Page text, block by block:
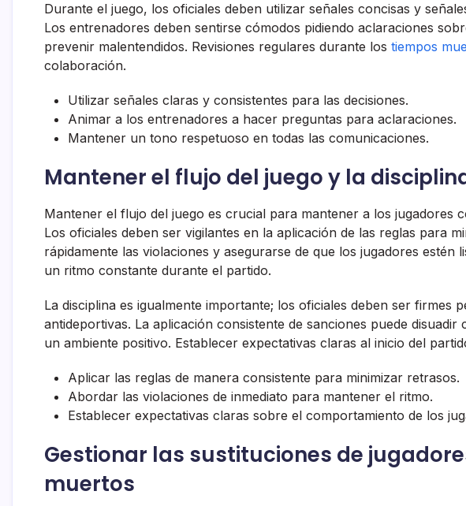
Durante el juego, los oficiales deben utilizar señales concisas y
Los entrenadores deben sentirse cómodos pidiendo aclaraciones
prevenir malentendidos. Revisiones regulares durante los tiempos
colaboración.
Utilizar señales claras y consistentes para las decisiones.
Animar a los entrenadores a hacer preguntas para aclaraciones.
Mantener un tono respetuoso en todas las comunicaciones.
Mantener el flujo del juego y la
Mantener el flujo del juego es crucial para mantener a los jugadores
Los oficiales deben ser vigilantes en la aplicación de las reglas para
rápidamente las violaciones y asegurarse de que los jugadores estén
un ritmo constante durante el partido.
La disciplina es igualmente importante; los oficiales deben ser firmes
antideportivas. La aplicación consistente de sanciones puede
un ambiente positivo. Establecer expectativas claras al inicio del
Aplicar las reglas de manera consistente para minimizar retrasos.
Abordar las violaciones de inmediato para mantener el ritmo.
Establecer expectativas claras sobre el comportamiento de los
Gestionar las sustituciones de
muertos